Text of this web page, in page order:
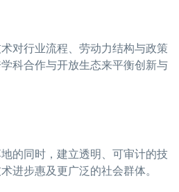
对行业流程、劳动力结构与政策
科合作与开放生态来平衡创新与
的同时，建立透明、可审计的技
进步惠及更广泛的社会群体。